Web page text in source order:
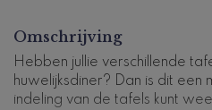
Omschrijving
Hebben jullie verschillende
huwelijksdiner? Dan is dit
indeling van de tafels kunt